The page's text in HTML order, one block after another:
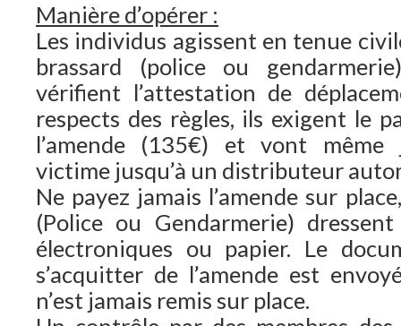
Manière d’opérer :
Les individus agissent en tenue
brassard (police ou
vérifient l’attestation de
respects des règles, ils exigent le
l’amende (135€) et vont même
victime jusqu’à un distributeur
Ne payez jamais l’amende sur
(Police ou Gendarmerie)
électroniques ou papier. Le
s’acquitter de l’amende est
n’est jamais remis sur place.